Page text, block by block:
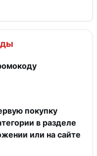
покупку
в разделе
или на сайте